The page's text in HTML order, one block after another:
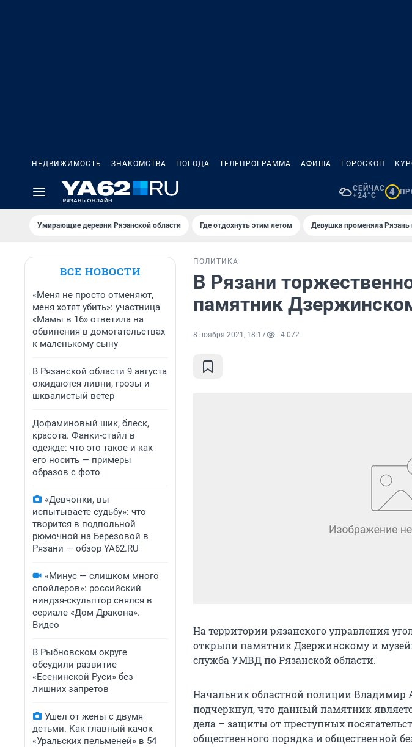
НЕДВИЖИМОСТЬ ЗНАКОМСТВА ПОГОДА ТЕЛЕПРОГРАММА АФИША ГОРОСКОП
СЕЙЧАС
+24°C
4
Умирающие деревни Рязанской области Где отдохнуть этим летом Девушка променяла Рязань
ВСЕ НОВОСТИ
«Меня не просто отменяют,
меня хотят убить»: участница
«Мамы в 16» ответила на
обвинения в домогательствах
к маленькому сыну
В Рязанской области 9 августа
ожидаются ливни, грозы и
шквалистый ветер
Дофаминовый шик, блеск,
красота. Фанки-стайл в
одежде: что это такое и как
его носить — примеры
образов с фото
«Девчонки, вы
испытываете судьбу»: что
творится в подпольной
рюмочной на Березовой в
Рязани — обзор YA62.RU
«Минус — слишком много
спойлеров»: российский
ниндзя-скульптор снялся в
сериале «Дом Дракона».
Видео
В Рыбновском округе
обсудили развитие
«Есенинской Руси» без
лишних запретов
Ушел от жены с двумя
детьми. Как главный качок
«Уральских пельменей» в 54
ПОЛИТИКА
В Рязани
памятник
8 ноября 2021, 18:17 4 072
На территории рязанского управления
открыли памятник Дзержинскому и
служба УМВД по Рязанской области.
Начальник областной полиции Владимир
подчеркнул, что данный памятник
дела – защиты от преступных
общественного порядка и общественной